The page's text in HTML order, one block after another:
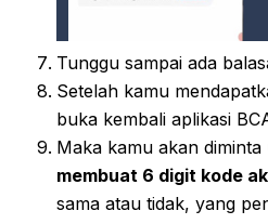
Tunggu sampai ada
Setelah kamu
buka kembali aplikasi
Maka kamu akan
membuat 6 digit kode
sama atau tidak, yang